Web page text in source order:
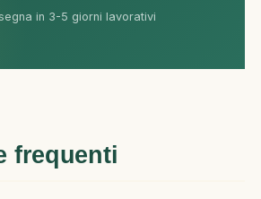
in 3-5 giorni lavorativi
frequenti